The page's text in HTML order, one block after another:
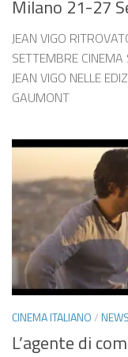
Milano 21-27
JEAN VIGO
SETTEMBRE
JEAN VIGO NELLE
GAUMONT
CINEMA ITALIANO/NEWS
L’agente di